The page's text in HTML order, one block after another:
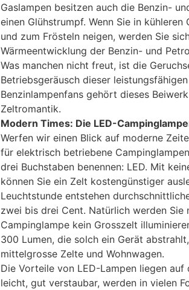
Gaslampen besitzen auch die Benzin-
einen Glühstrumpf. Wenn Sie in kühleren
und zum Frösteln neigen, werden Sie
Wärmeentwicklung der Benzin- und
Was manchen nicht freut, ist die
Betriebsgeräusch dieser
Benzinlampenfans gehört dieses
Zeltromantik.
Modern Times: Die LED-
Werfen wir einen Blick auf moderne
für elektrisch betriebene
drei Buchstaben benennen: LED. Mit
können Sie ein Zelt kostengünstiger
Leuchtstunde entstehen
zwei bis drei Cent. Natürlich werden Sie
Campinglampe kein Grosszelt
300 Lumen, die solch ein Gerät
mittelgrosse Zelte und Wohnwagen.
Die Vorteile von LED-Lampen liegen auf
leicht, gut verstaubar, werden in vielen